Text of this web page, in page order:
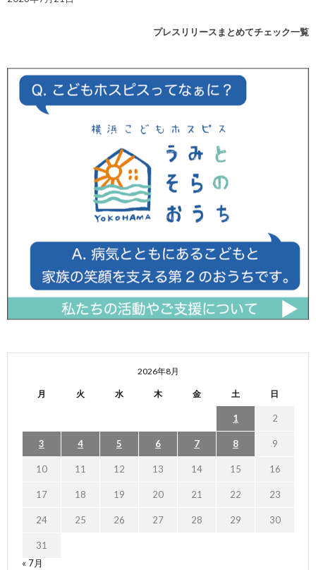
プレスリリースまとめてチェック一覧
2026年8月
月 火 水 木 金 土 日
1 2
3 4 5 6 7 8 9
10 11 12 13 14 15 16
17 18 19 20 21 22 23
24 25 26 27 28 29 30
31
« 7月